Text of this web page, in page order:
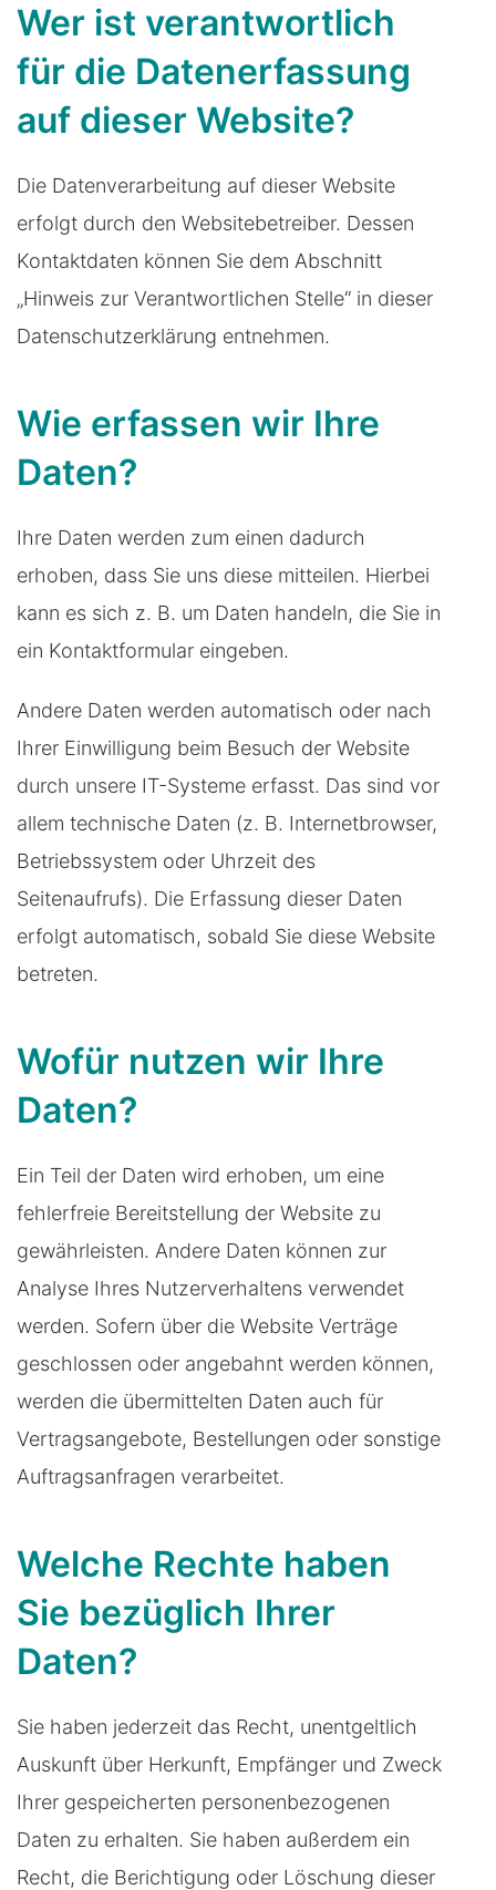
Wer ist verantwortlich
für die Datenerfassung
auf dieser Website?
Die Datenverarbeitung auf dieser Website
erfolgt durch den Websitebetreiber. Dessen
Kontaktdaten können Sie dem Abschnitt
„Hinweis zur Verantwortlichen Stelle“ in dieser
Datenschutzerklärung entnehmen.
Wie erfassen wir Ihre
Daten?
Ihre Daten werden zum einen dadurch
erhoben, dass Sie uns diese mitteilen. Hierbei
kann es sich z. B. um Daten handeln, die Sie in
ein Kontaktformular eingeben.
Andere Daten werden automatisch oder nach
Ihrer Einwilligung beim Besuch der Website
durch unsere IT-Systeme erfasst. Das sind vor
allem technische Daten (z. B. Internetbrowser,
Betriebssystem oder Uhrzeit des
Seitenaufrufs). Die Erfassung dieser Daten
erfolgt automatisch, sobald Sie diese Website
betreten.
Wofür nutzen wir Ihre
Daten?
Ein Teil der Daten wird erhoben, um eine
fehlerfreie Bereitstellung der Website zu
gewährleisten. Andere Daten können zur
Analyse Ihres Nutzerverhaltens verwendet
werden. Sofern über die Website Verträge
geschlossen oder angebahnt werden können,
werden die übermittelten Daten auch für
Vertragsangebote, Bestellungen oder sonstige
Auftragsanfragen verarbeitet.
Welche Rechte haben
Sie bezüglich Ihrer
Daten?
Sie haben jederzeit das Recht, unentgeltlich
Auskunft über Herkunft, Empfänger und Zweck
Ihrer gespeicherten personenbezogenen
Daten zu erhalten. Sie haben außerdem ein
Recht, die Berichtigung oder Löschung dieser